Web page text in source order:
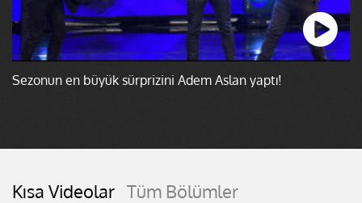
Sezonun en büyük sürprizini Adem Aslan yaptı!
Kısa Videolar Tüm Bölümler